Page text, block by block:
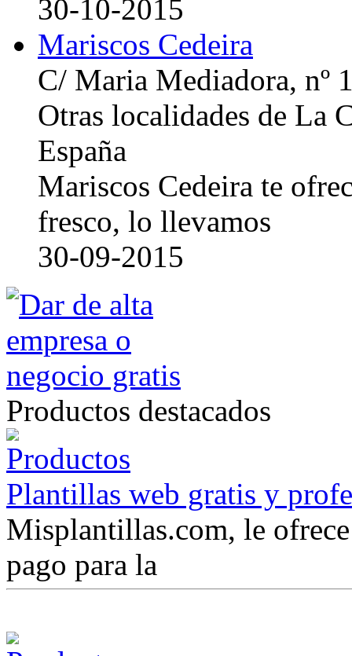
30-10-2015
Mariscos Cedeira
C/ Maria Mediadora, nº
Otras localidades de La
España
Mariscos Cedeira te
fresco, lo llevamos
30-09-2015
Productos destacados
Plantillas web gratis y
Misplantillas.com, le
pago para la